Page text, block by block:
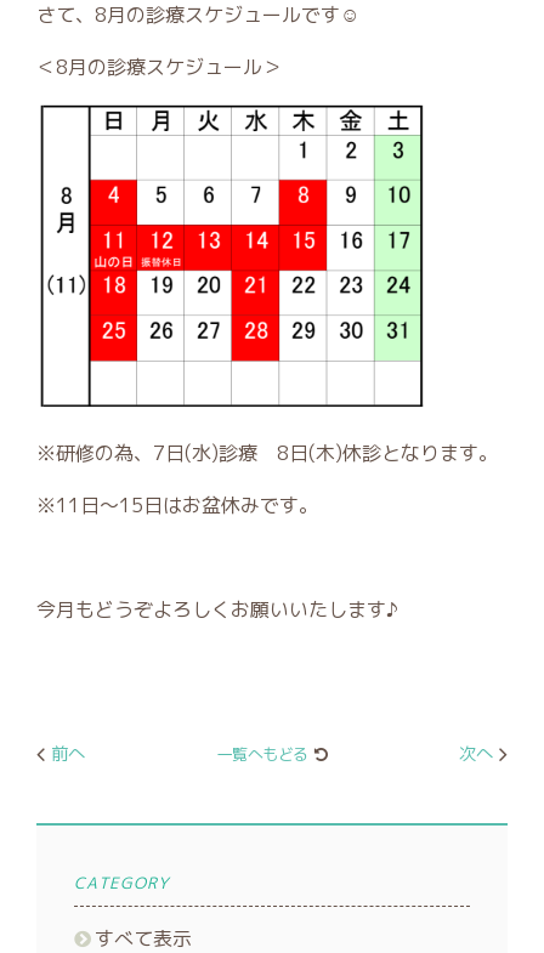
さて、8月の診療スケジュールです☺
＜8月の診療スケジュール＞
※研修の為、7日(水)診療 8日(木)休診となります。
※11日～15日はお盆休みです。
今月もどうぞよろしくお願いいたします♪
前へ 一覧へもどる 次へ
CATEGORY
すべて表示